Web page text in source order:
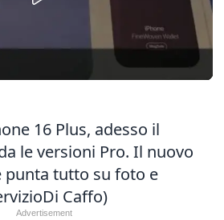
16 Plus, adesso il
le versioni Pro. Il nuovo
punta tutto su foto e
Caffo)